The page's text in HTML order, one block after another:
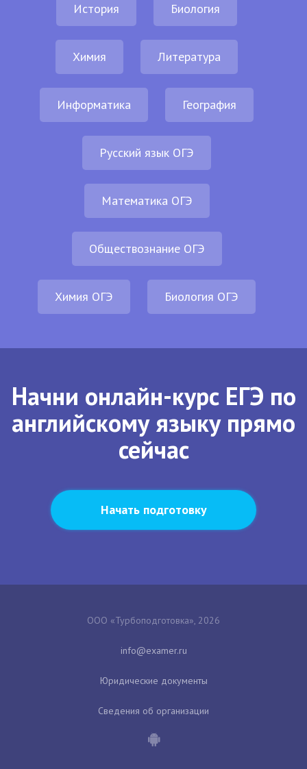
История Биология
Химия Литература
Информатика География
Русский язык ОГЭ
Математика ОГЭ
Обществознание ОГЭ
Химия ОГЭ Биология ОГЭ
Начни онлайн-курс ЕГЭ по
английскому языку прямо
сейчас
Начать подготовку
ООО «Турбоподготовка», 2026
Юридические документы
Сведения об организации